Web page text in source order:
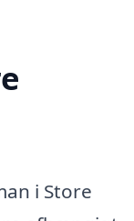
i Store